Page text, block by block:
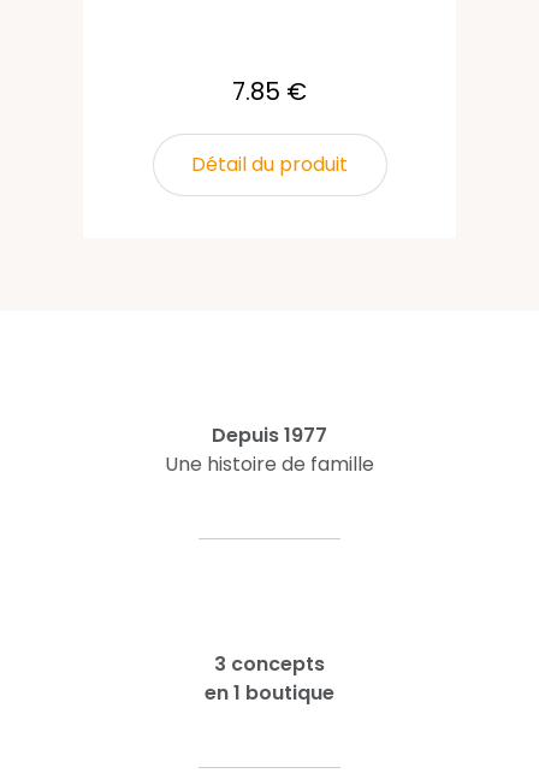
7.85 €
Détail du produit
Depuis 1977
Une histoire de famille
3 concepts
en 1 boutique